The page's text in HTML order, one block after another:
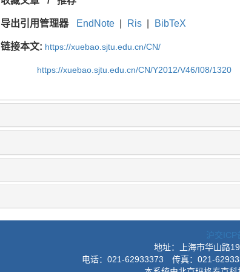
导出引用管理器 EndNote Ris BibTeX
链接本文: https://xuebao.sjtu.edu.cn/CN/
https://xuebao.sjtu.edu.cn/CN/Y2012/V46/I08/1320
沪交ICP
地址：上海市华山路
电话：021-62933373 传真：021-